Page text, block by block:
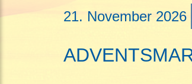
Mitglied werden
21. November 2026